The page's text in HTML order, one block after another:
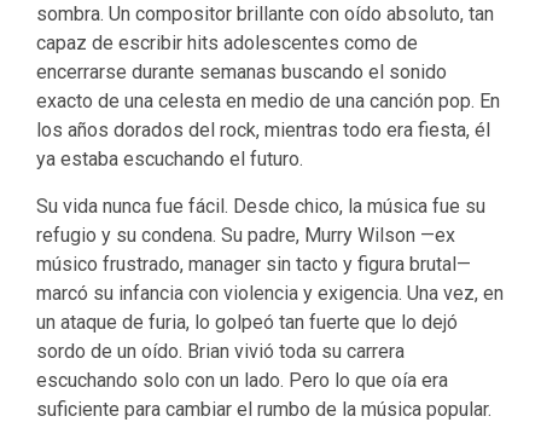
sombra. Un compositor brillante con oído absoluto, tan
capaz de escribir hits adolescentes como de
encerrarse durante semanas buscando el sonido
exacto de una celesta en medio de una canción pop. En
los años dorados del rock, mientras todo era fiesta, él
ya estaba escuchando el futuro.
Su vida nunca fue fácil. Desde chico, la música fue su
refugio y su condena. Su padre, Murry Wilson —ex
músico frustrado, manager sin tacto y figura brutal—
marcó su infancia con violencia y exigencia. Una vez, en
un ataque de furia, lo golpeó tan fuerte que lo dejó
sordo de un oído. Brian vivió toda su carrera
escuchando solo con un lado. Pero lo que oía era
suficiente para cambiar el rumbo de la música popular.